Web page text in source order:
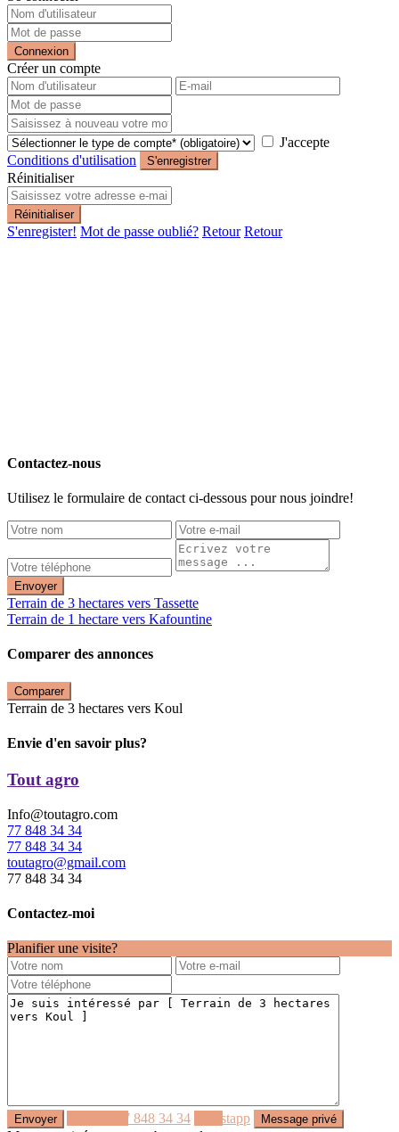
Connexion
Créer un compte
J'accepte
Conditions d'utilisation
S'enregistrer
Réinitialiser
Réinitialiser
S'enregister! Mot de passe oublié? Retour Retour
Contactez-nous
Utilisez le formulaire de contact ci-dessous pour nous joindre!
Envoyer
Terrain de 3 hectares vers Tassette
Terrain de 1 hectare vers Kafountine
Comparer des annonces
Comparer
Terrain de 3 hectares vers Koul
Envie d'en savoir plus?
Tout agro
Info@toutagro.com
77 848 34 34
77 848 34 34
toutagro@gmail.com
77 848 34 34
Contactez-moi
Planifier une visite?
77 848 34 34
Whastapp